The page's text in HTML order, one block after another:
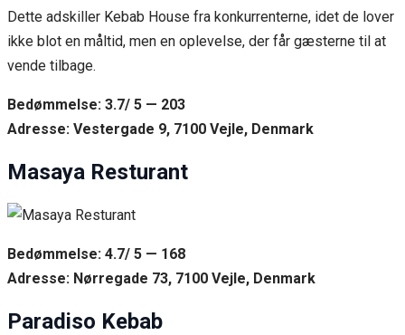
Dette adskiller Kebab House fra konkurrenterne, idet de lover
ikke blot en måltid, men en oplevelse, der får gæsterne til at
vende tilbage.
Bedømmelse: 3.7/ 5 — 203
Adresse: Vestergade 9, 7100 Vejle, Denmark
Masaya Resturant
Bedømmelse: 4.7/ 5 — 168
Adresse: Nørregade 73, 7100 Vejle, Denmark
Paradiso Kebab